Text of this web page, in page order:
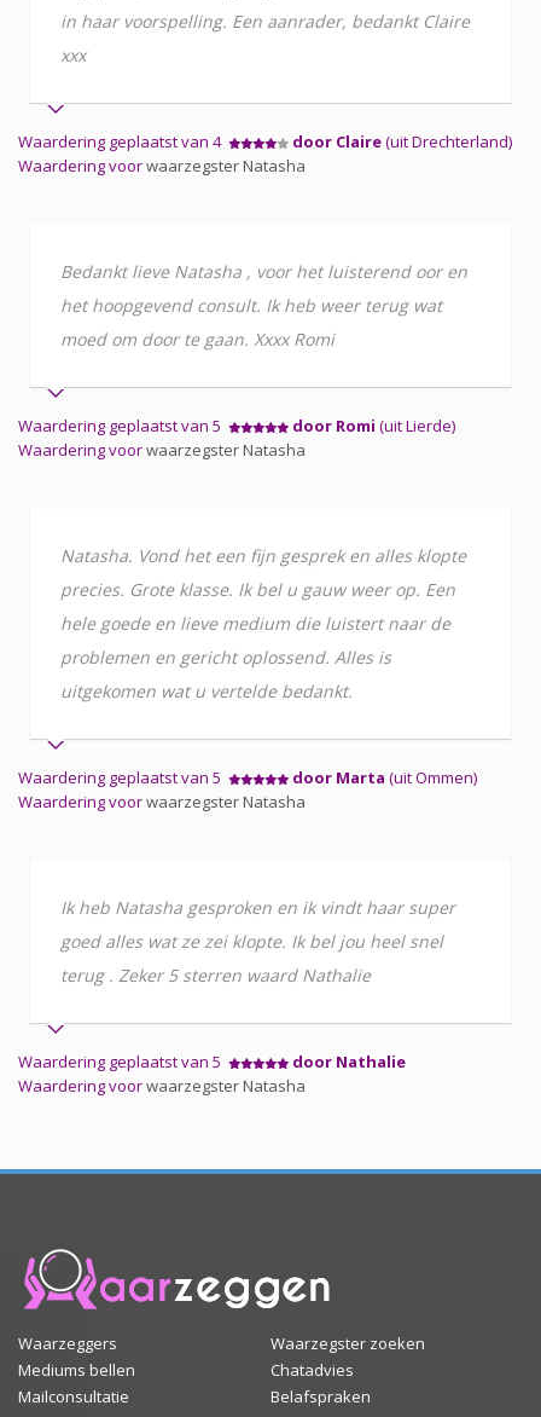
in haar voorspelling. Een aanrader, bedankt Claire
xxx
Waardering geplaatst van 4 door Claire(uit Drechterland)
Waardering voorwaarzegster Natasha
Bedankt lieve Natasha , voor het luisterend oor en
het hoopgevend consult. Ik heb weer terug wat
moed om door te gaan. Xxxx Romi
Waardering geplaatst van 5 door Romi (uit Lierde)
Waardering voorwaarzegster Natasha
Natasha. Vond het een fijn gesprek en alles klopte
precies. Grote klasse. Ik bel u gauw weer op. Een
hele goede en lieve medium die luistert naar de
problemen en gericht oplossend. Alles is
uitgekomen wat u vertelde bedankt.
Waardering geplaatst van 5 door Marta (uit Ommen)
Waardering voorwaarzegster Natasha
Ik heb Natasha gesproken en ik vindt haar super
goed alles wat ze zei klopte. Ik bel jou heel snel
terug . Zeker 5 sterren waard Nathalie
Waardering geplaatst van 5
door Nathalie
Waardering voorwaarzegster Natasha
Waarzeggers
Waarzegster zoeken
Mediums bellen
Chatadvies
Mailconsultatie
Belafspraken